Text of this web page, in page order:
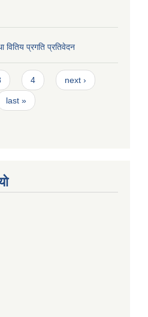
वितिय प्रगति प्रतिवेदन
4 next ›
last »